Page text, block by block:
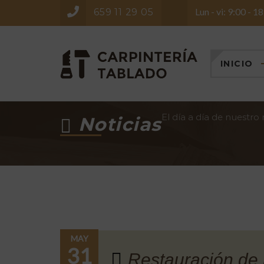
659 11 29 05 Lun - vi: 9:00 -
INICIO
NoticiasEl día a día de nuestro
MAY
31 Restauración